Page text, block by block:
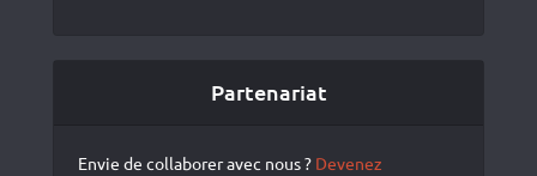
Partenariat
Envie de collaborer avec nous ? Devenez